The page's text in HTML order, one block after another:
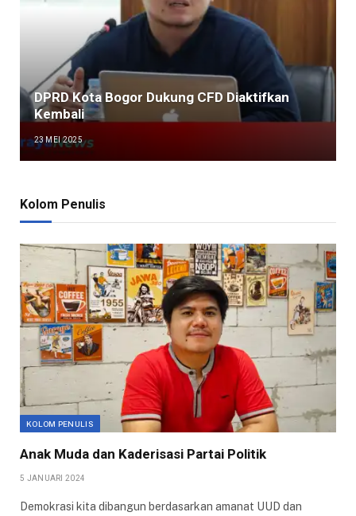
DPRD Kota Bogor Dukung CFD Diaktifkan
Kembali
23 MEI 2025
Kolom Penulis
KOLOM PENULIS
Anak Muda dan Kaderisasi Partai Politik
5 JANUARI 2024
Demokrasi kita dibangun berdasarkan amanat UUD dan